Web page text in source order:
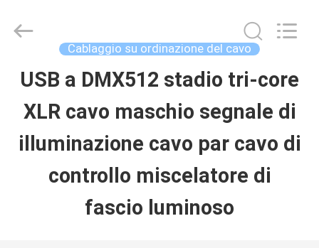
CASA.
PRODOTTI
VIDEO
Media
Reserved.
Cablaggio su ordinazione del cavo
USB a DMX512 stadio tri-core
XLR cavo maschio segnale di
illuminazione cavo par cavo di
controllo miscelatore di
fascio luminoso